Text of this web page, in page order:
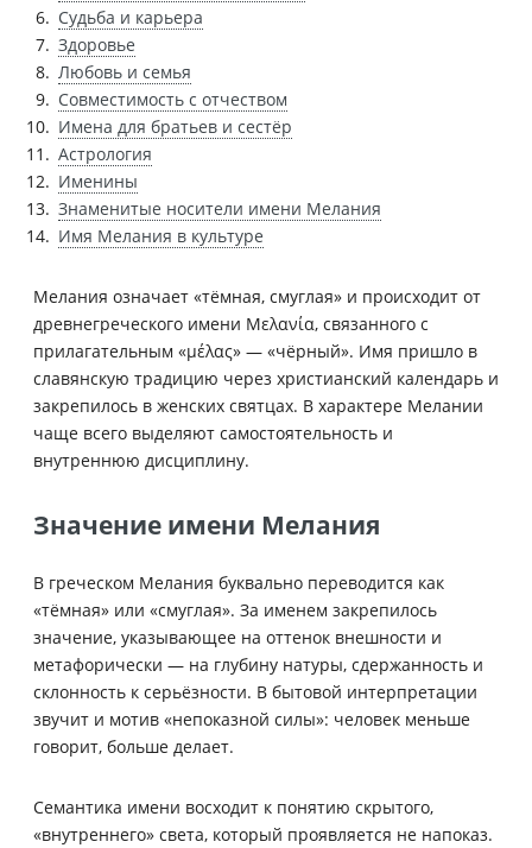
Судьба и карьера
Здоровье
Любовь и семья
Совместимость с отчеством
Имена для братьев и сестёр
Астрология
Именины
Знаменитые носители имени Мелания
Имя Мелания в культуре
Мелания означает «тёмная, смуглая» и происходит от
древнегреческого имени Μελανία, связанного с
прилагательным «μέλας» — «чёрный». Имя пришло в
славянскую традицию через христианский календарь и
закрепилось в женских святцах. В характере Мелании
чаще всего выделяют самостоятельность и
внутреннюю дисциплину.
Значение имени Мелания
В греческом Мелания буквально переводится как
«тёмная» или «смуглая». За именем закрепилось
значение, указывающее на оттенок внешности и
метафорически — на глубину натуры, сдержанность и
склонность к серьёзности. В бытовой интерпретации
звучит и мотив «непоказной силы»: человек меньше
говорит, больше делает.
Семантика имени восходит к понятию скрытого,
«внутреннего» света, который проявляется не напоказ.